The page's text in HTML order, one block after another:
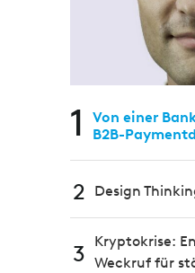
1
Von einer
B2B-
2 Design
3
Kryptokrise:
Weckruf für